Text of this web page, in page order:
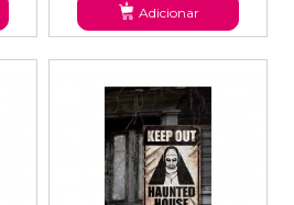
Adicionar